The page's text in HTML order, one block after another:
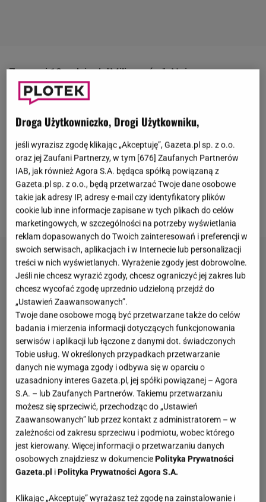
Za nami 12. odcinek "Milionerów". Najnowszy sezon
programu emitowany jest w
wcześniej przez lata mogliśmy go oglądać w
Niezmiennie prowadzącym format jestHubert
Urbański. Tym razem o główną nagrodę w
programie walczył Wojciech Marszał, który w
pewnym momencie "utknął" na pytaniu o
gwarantowaną pulę. Okazało się, że problemem
była bajka dla dzieci.
Droga Użytkowniczko, Drogi Użytkowniku,
jeśli wyrazisz zgodę klikając „Akceptuję”, Gazeta.pl sp. z o.o.
oraz jej Zaufani Partnerzy, w tym [676] Zaufanych Partnerów
IAB, jak również Agora S.A. będąca spółką powiązaną z
Gazeta.pl sp. z o.o., będą przetwarzać Twoje dane osobowe
takie jak adresy IP, adresy e-mail czy identyfikatory plików
cookie lub inne informacje zapisane w tych plikach do celów
marketingowych, w szczególności na potrzeby wyświetlania
reklam dopasowanych do Twoich zainteresowań i preferencji w
swoich serwisach, aplikacjach i w Internecie lub personalizacji
treści w nich wyświetlanych. Wyrażenie zgody jest dobrowolne.
Jeśli nie chcesz wyrazić zgody, chcesz ograniczyć jej zakres lub
chcesz wycofać zgodę uprzednio udzieloną przejdź do
„Ustawień Zaawansowanych”.
Twoje dane osobowe mogą być przetwarzane także do celów
badania i mierzenia informacji dotyczących funkcjonowania
serwisów i aplikacji lub łączone z danymi dot. świadczonych
Tobie usług. W określonych przypadkach przetwarzanie
danych nie wymaga zgody i odbywa się w oparciu o
uzasadniony interes Gazeta.pl, jej spółki powiązanej – Agora
S.A. – lub Zaufanych Partnerów. Takiemu przetwarzaniu
możesz się sprzeciwić, przechodząc do „Ustawień
Zaawansowanych” lub przez kontakt z administratorem – w
zależności od zakresu sprzeciwu i podmiotu, wobec którego
jest kierowany. Więcej informacji o przetwarzaniu danych
osobowych znajdziesz w dokumencie Polityka Prywatności
Gazeta.pl i Polityka Prywatności Agora S.A.
Klikając „Akceptuję” wyrażasz też zgodę na zainstalowanie i